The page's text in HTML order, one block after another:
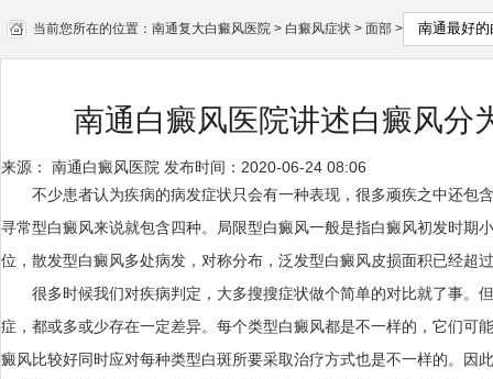
当前您所在的位置： 南通复大白癜风医院 > 白癜风症状 > 面部 >
南通白癜风医院讲述白癜风分
来源： 南通白癜风医院 发布时间：2020-06-24 08:06
不少患者认为疾病的病发症状只会有一种表现，很多顽疾之中还包
寻常型白癜风来说就包含四种。局限型白癜风一般是指白癜风初发时期
位，散发型白癜风多处病发，对称分布，泛发型白癜风皮损面积已经超
很多时候我们对疾病判定，大多搜搜症状做个简单的对比就了事。
症，都或多或少存在一定差异。每个类型白癜风都是不一样的，它们可
癜风比较好同时应对每种类型白斑所要采取治疗方式也是不一样的。因